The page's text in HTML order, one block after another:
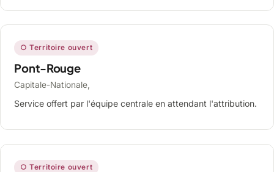
○ Territoire ouvert
Pont-Rouge
Capitale-Nationale,
Service offert par l'équipe centrale en attendant l'attribution.
○ Territoire ouvert